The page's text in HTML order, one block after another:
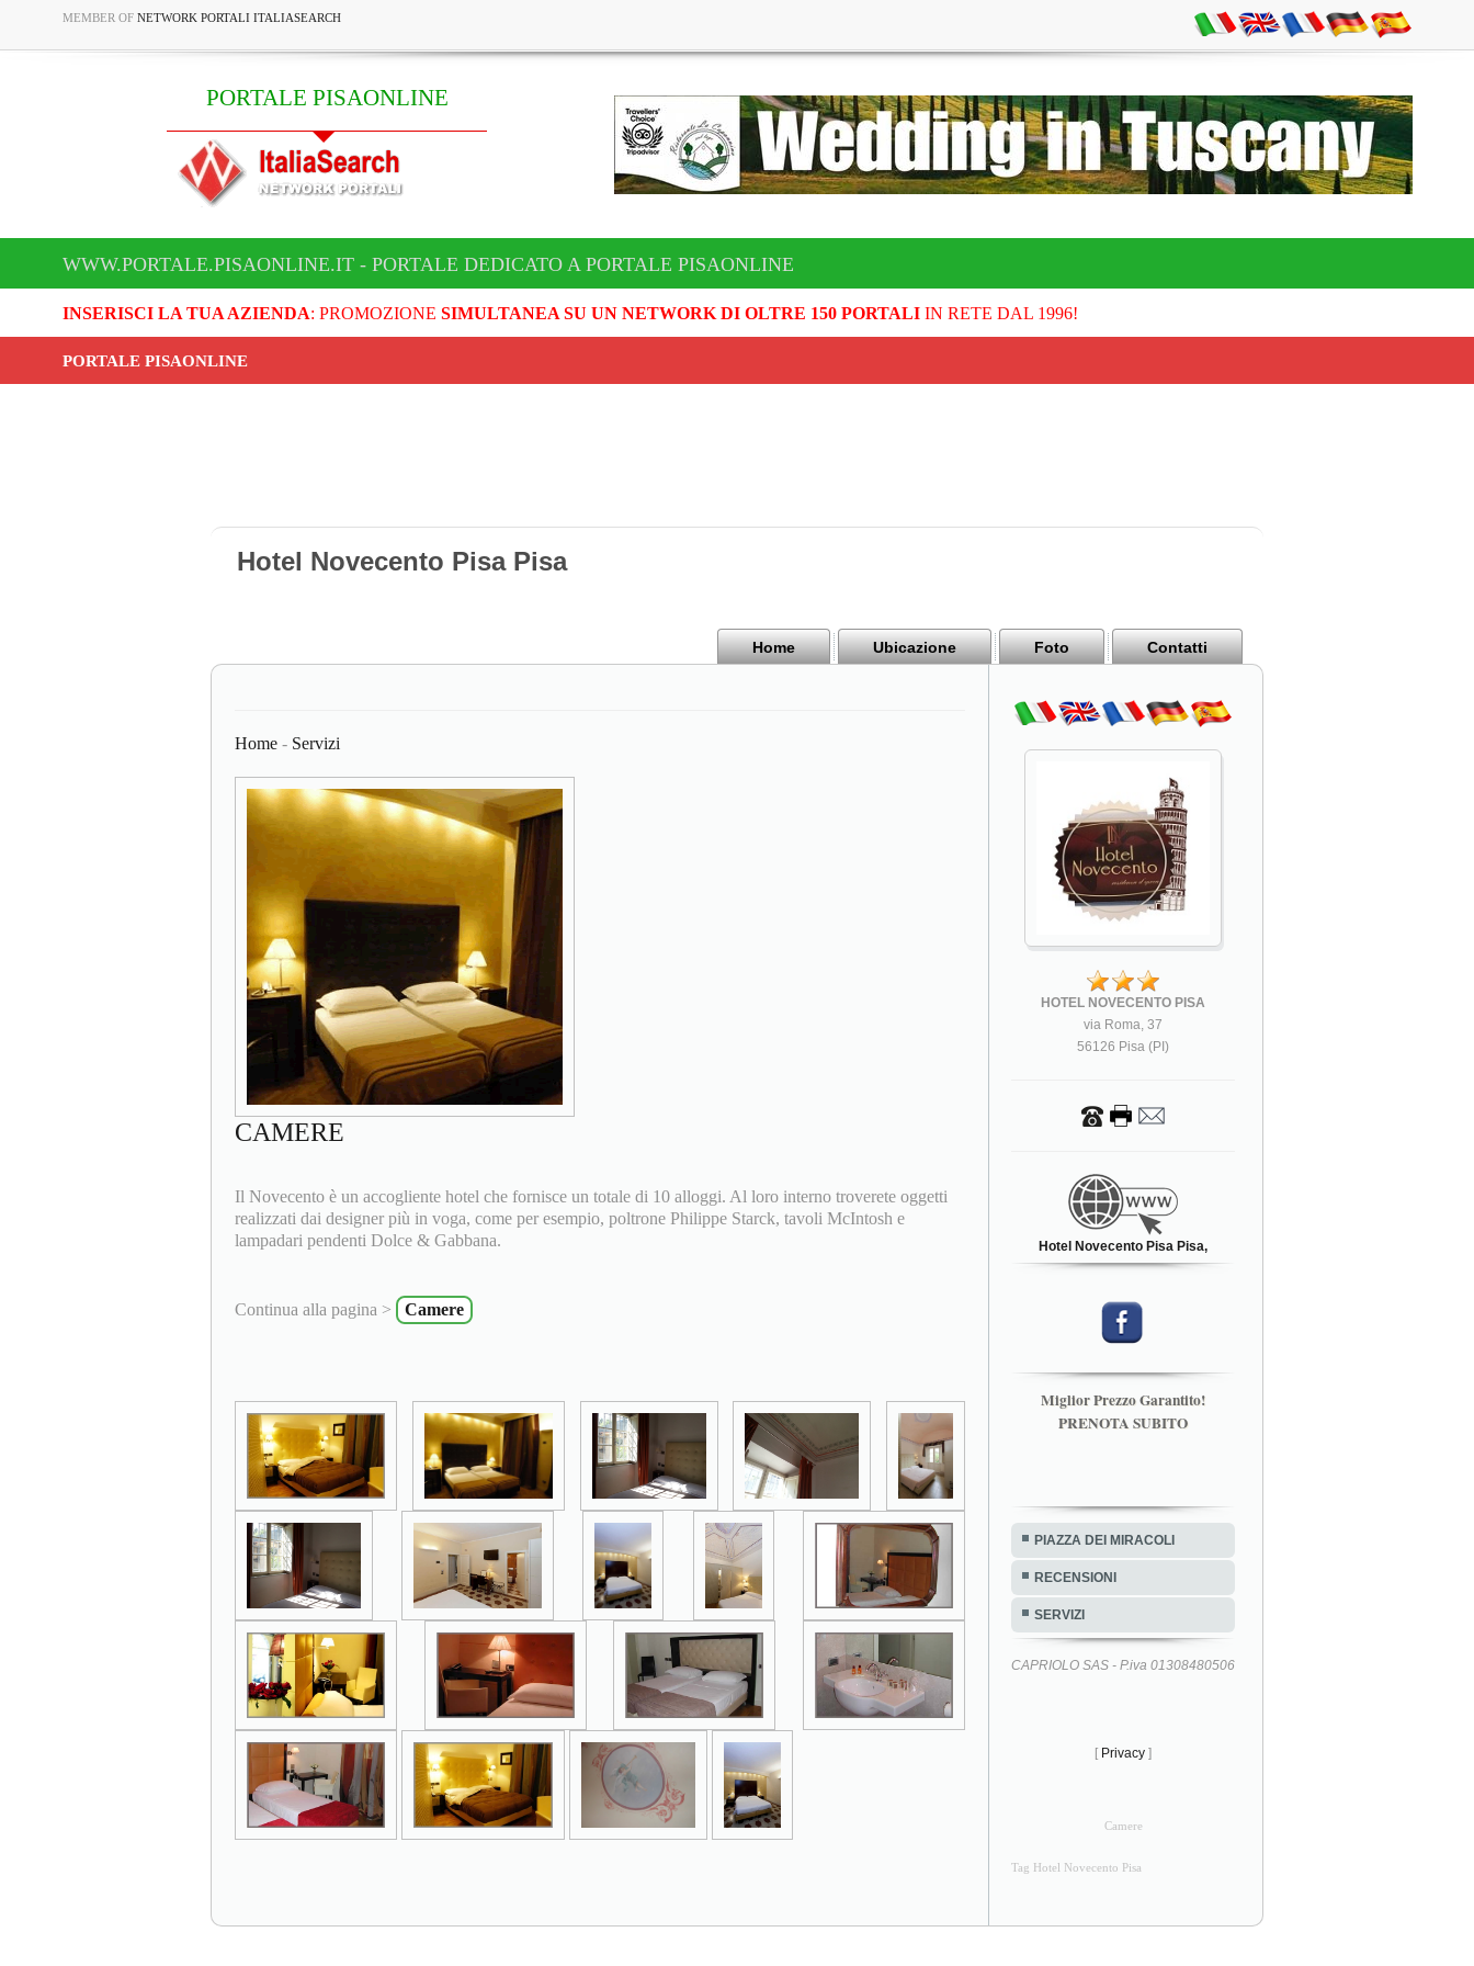
MEMBER OF NETWORK PORTALI ITALIASEARCH
PORTALE PISAONLINE
WWW.PORTALE.PISAONLINE.IT - PORTALE DEDICATO A PORTALE PISAONLINE
INSERISCI LA TUA AZIENDA: PROMOZIONE SIMULTANEA SU UN NETWORK DI OLTRE 150 PORTALIIN RETE DAL 1996!
PORTALE PISAONLINE
Hotel Novecento Pisa Pisa
Home Ubicazione Foto Contatti
Home - Servizi
CAMERE
Il Novecento è un accogliente hotel che fornisce un totale di 10 alloggi. Al loro interno troverete oggetti
realizzati dai designer più in voga, come per esempio, poltrone Philippe Starck, tavoli McIntosh e
lampadari pendenti Dolce & Gabbana.
Continua alla pagina > Camere
HOTEL NOVECENTO PISA
via Roma, 37
56126 Pisa (PI)
Hotel Novecento Pisa Pisa,
Miglior Prezzo Garantito!
PRENOTA SUBITO
PIAZZA DEI MIRACOLI
RECENSIONI
SERVIZI
CAPRIOLO SAS - P.iva 01308480506
[ Privacy ]
Camere
Tag Hotel Novecento Pisa